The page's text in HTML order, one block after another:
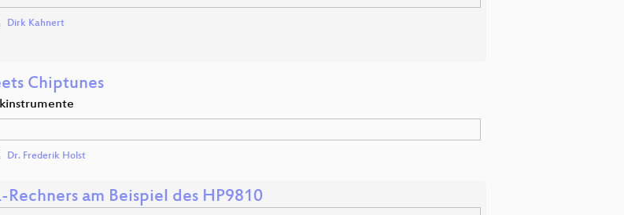
Dirk Kahnert
Chiptunes
Dr. Frederik Holst
Rechners am Beispiel des HP9810